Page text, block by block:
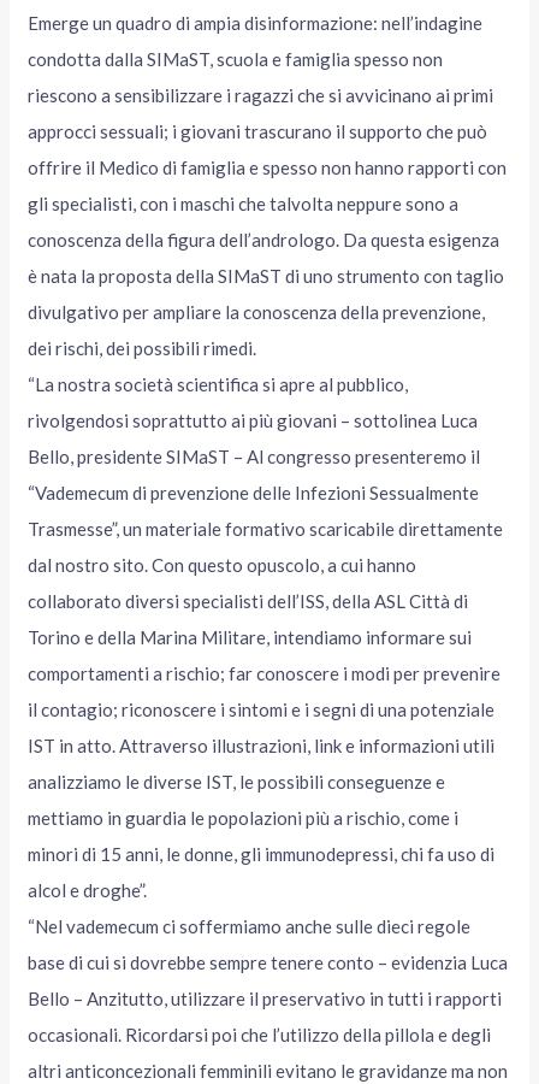
Emerge un quadro di ampia disinformazione: nell’indagine
condotta dalla SIMaST, scuola e famiglia spesso non
riescono a sensibilizzare i ragazzi che si avvicinano ai primi
approcci sessuali; i giovani trascurano il supporto che può
offrire il Medico di famiglia e spesso non hanno rapporti con
gli specialisti, con i maschi che talvolta neppure sono a
conoscenza della figura dell’andrologo. Da questa esigenza
è nata la proposta della SIMaST di uno strumento con taglio
divulgativo per ampliare la conoscenza della prevenzione,
dei rischi, dei possibili rimedi.
“La nostra società scientifica si apre al pubblico,
rivolgendosi soprattutto ai più giovani – sottolinea Luca
Bello, presidente SIMaST – Al congresso presenteremo il
“Vademecum di prevenzione delle Infezioni Sessualmente
Trasmesse”, un materiale formativo scaricabile direttamente
dal nostro sito. Con questo opuscolo, a cui hanno
collaborato diversi specialisti dell’ISS, della ASL Città di
Torino e della Marina Militare, intendiamo informare sui
comportamenti a rischio; far conoscere i modi per prevenire
il contagio; riconoscere i sintomi e i segni di una potenziale
IST in atto. Attraverso illustrazioni, link e informazioni utili
analizziamo le diverse IST, le possibili conseguenze e
mettiamo in guardia le popolazioni più a rischio, come i
minori di 15 anni, le donne, gli immunodepressi, chi fa uso di
alcol e droghe”.
“Nel vademecum ci soffermiamo anche sulle dieci regole
base di cui si dovrebbe sempre tenere conto – evidenzia Luca
Bello – Anzitutto, utilizzare il preservativo in tutti i rapporti
occasionali. Ricordarsi poi che l’utilizzo della pillola e degli
altri anticoncezionali femminili evitano le gravidanze ma non